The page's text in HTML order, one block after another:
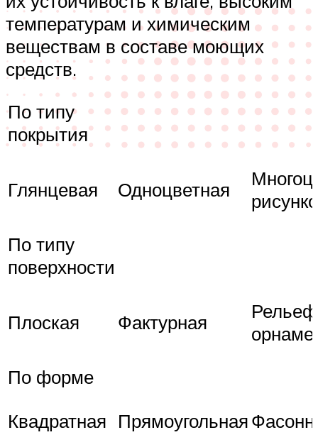
температурам и химическим
веществам в составе моющих
средств.
По типу
покрытия
Глянцевая Одноцветная
По типу
поверхности
Плоская Фактурная
По форме
Квадратная Прямоугольная